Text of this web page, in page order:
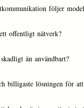
följer
offentligt nätverk?
än användbart?
billigaste lösningen för